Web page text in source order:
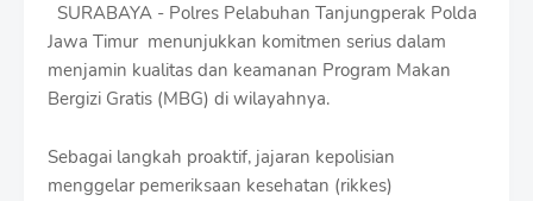
SURABAYA - Polres Pelabuhan Tanjungperak Polda
Jawa Timur menunjukkan komitmen serius dalam
menjamin kualitas dan keamanan Program Makan
Bergizi Gratis (MBG) di wilayahnya.
Sebagai langkah proaktif, jajaran kepolisian
menggelar pemeriksaan kesehatan (rikkes)
D
e
s
i
g
W
i